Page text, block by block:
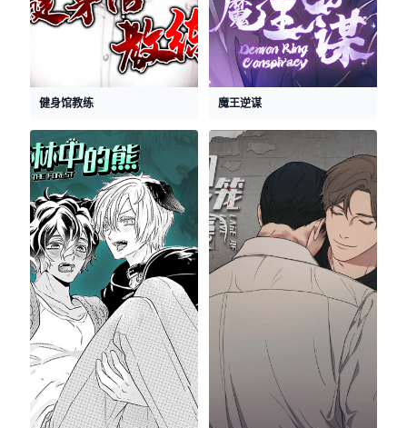
健身馆教练 魔王逆谋